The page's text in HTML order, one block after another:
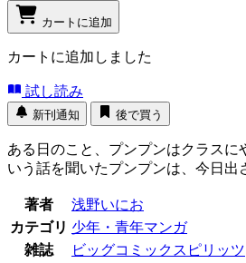
カートに追加
カートに追加しました
試し読み
新刊通知 後で買う
ある日のこと、プンプンはクラス
いう話を聞いたプンプンは、今日
著者
浅野いにお
カテゴリ 少年・青年マンガ
雑誌
ビッグコミックスピリッツ